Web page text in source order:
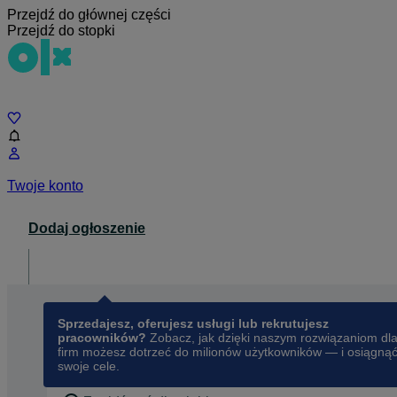
Przejdź do głównej części
Przejdź do stopki
Twoje konto
Dodaj ogłoszenie
Sprzedajesz, oferujesz usługi lub rekrutujesz
pracowników? Zobacz, jak dzięki naszym rozwiązaniom dla
firm możesz dotrzeć do milionów użytkowników — i osiągnąć
swoje cele.